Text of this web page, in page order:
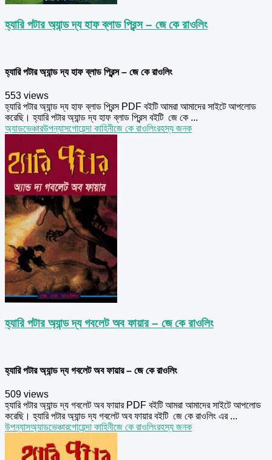
হ্যারি পটার অ্যান্ড দ্য হাফ ব্লাড প্রিন্স – জে কে রাওলিং
হ্যারি পটার অ্যান্ড দ্য হাফ ব্লাড প্রিন্স – জে কে রাওলিং
553 views
হ্যারি পটার অ্যান্ড দ্য হাফ ব্লাড প্রিন্স PDF বইটি আমরা আমাদের সাইটে আপলোড
করেছি। হ্যারি পটার অ্যান্ড দ্য হাফ ব্লাড প্রিন্স বইটি জে কে ...
অ্যাডভেঞ্চারউপন্যাসগোয়েন্দা কাহিনীজে কে রাওলিংরহস্য জনক
হ্যারি পটার অ্যান্ড দ্য গবলেট অব ফায়ার – জে কে রাওলিং
হ্যারি পটার অ্যান্ড দ্য গবলেট অব ফায়ার – জে কে রাওলিং
509 views
হ্যারি পটার অ্যান্ড দ্য গবলেট অব ফায়ার PDF বইটি আমরা আমাদের সাইটে আপলোড
করেছি। হ্যারি পটার অ্যান্ড দ্য গবলেট অব ফায়ার বইটি জে কে রাওলিং এর ...
উপন্যাসঅ্যাডভেঞ্চারগোয়েন্দা কাহিনীজে কে রাওলিংরহস্য জনক